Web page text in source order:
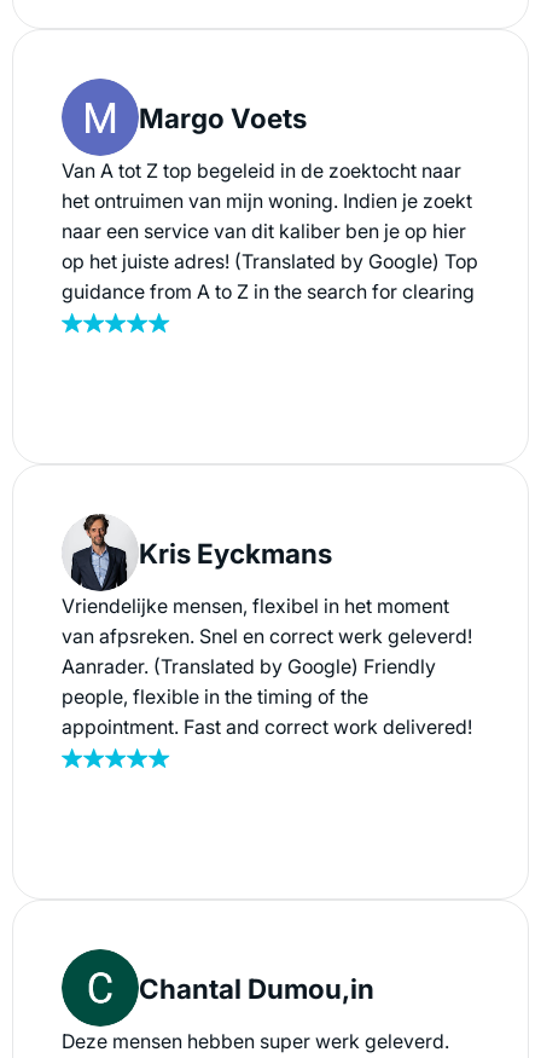
Margo Voets
Van A tot Z top begeleid in de zoektocht naar
het ontruimen van mijn woning. Indien je zoekt
naar een service van dit kaliber ben je op hier
op het juiste adres! (Translated by Google) Top
guidance from A to Z in the search for clearing
my home. If you are looking for a service of
Kris Eyckmans
Vriendelijke mensen, flexibel in het moment
van afpsreken. Snel en correct werk geleverd!
Aanrader. (Translated by Google) Friendly
people, flexible in the timing of the
appointment. Fast and correct work delivered!
Recommended.
Chantal Dumou,in
Deze mensen hebben super werk geleverd.